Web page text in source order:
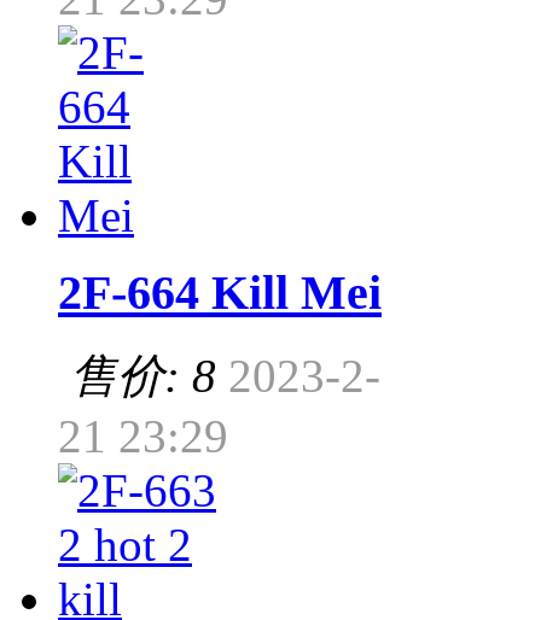
2F-664 Kill Mei
售价: 8 2023-2-
21 23:29